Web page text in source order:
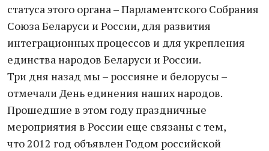
статуса этого органа – Парламентского Собрания
Союза Беларуси и России, для развития
интеграционных процессов и для укрепления
единства народов Беларуси и России.
Три дня назад мы – россияне и белорусы –
отмечали День единения наших народов.
Прошедшие в этом году праздничные
мероприятия в России еще связаны с тем,
что 2012 год объявлен Годом российской